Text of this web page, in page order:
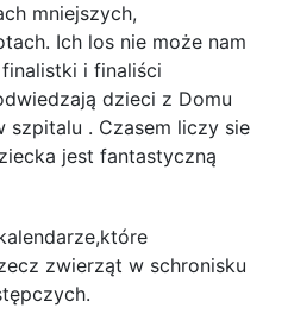
mniejszych,
Ich los nie może nam
i finaliści
dzieci z Domu
szpitalu . Czasem liczy sie
jest fantastyczną
zwierząt w schronisku